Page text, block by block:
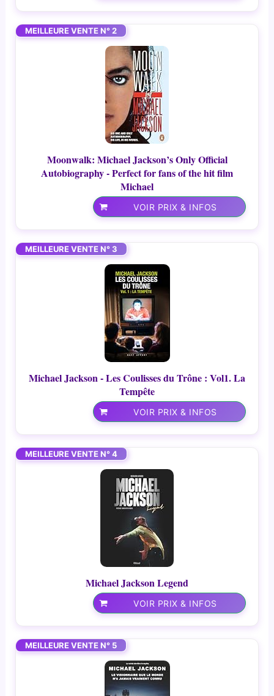
MEILLEURE VENTE N° 2
Moonwalk: Michael Jackson’s Only Official
Autobiography - Perfect for fans of the hit film
Michael
VOIR PRIX & INFOS
MEILLEURE VENTE N° 3
Michael Jackson - Les Coulisses du Trône : Vol1. La
Tempête
VOIR PRIX & INFOS
MEILLEURE VENTE N° 4
Michael Jackson Legend
VOIR PRIX & INFOS
MEILLEURE VENTE N° 5